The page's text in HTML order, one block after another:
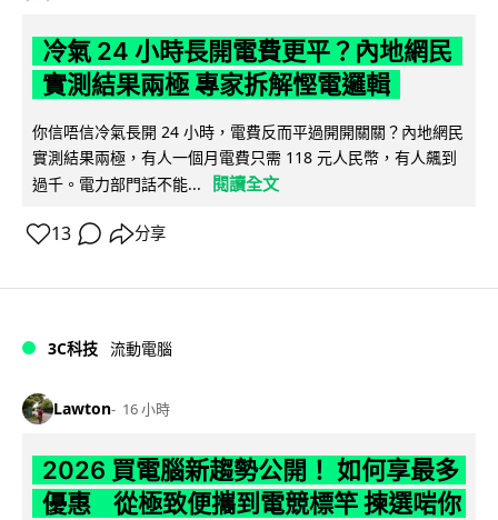
冷氣 24 小時長開電費更平？內地網民
實測結果兩極 專家拆解慳電邏輯
你信唔信冷氣長開 24 小時，電費反而平過開開關關？內地網民
實測結果兩極，有人一個月電費只需 118 元人民幣，有人飆到
過千。電力部門話不能...
閱讀全文
13 分享
3C科技 流動電腦
Lawton 16 小時
2026 買電腦新趨勢公開！ 如何享最多
優惠 從極致便攜到電競標竿 揀選啱你